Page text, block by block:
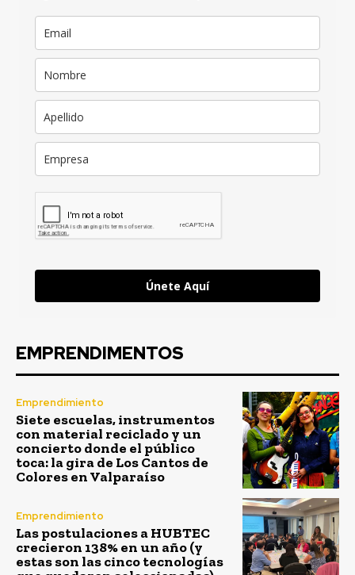
Únete Aquí
EMPRENDIMENTOS
Emprendimiento
Siete escuelas, instrumentos
con material reciclado y un
concierto donde el público
toca: la gira de Los Cantos de
Colores en Valparaíso
Emprendimiento
Las postulaciones a HUBTEC
crecieron 138% en un año (y
estas son las cinco tecnologías